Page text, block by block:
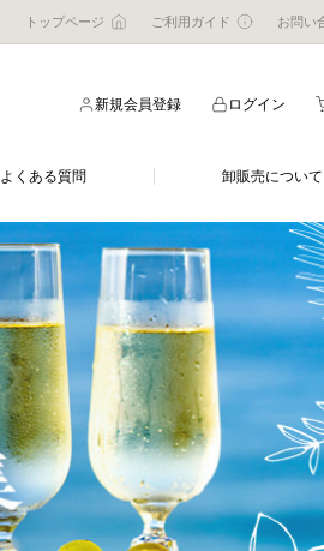
トップページ ご利用ガイド お問い
新規会員登録 ログイン
よくある質問 卸販売について